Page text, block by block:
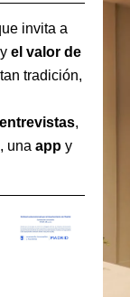
invita a
y el valor de
tradición,
,
, una app y